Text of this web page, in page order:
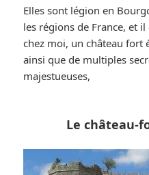
Elles sont légion en
les régions de France, et
chez moi, un château fort
ainsi que de multiples
majestueuses,
Le château-